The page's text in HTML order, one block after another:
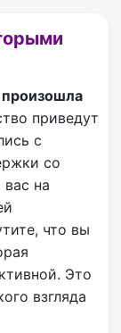
приведут
с
со
на
что вы
Это
взгляда